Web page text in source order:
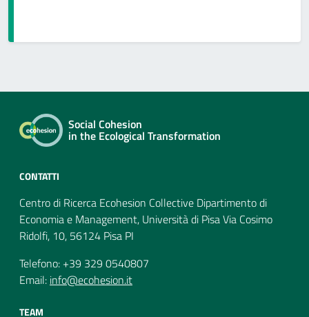
Social Cohesion
in the Ecological Transformation
CONTATTI
Centro di Ricerca Ecohesion Collective Dipartimento di
Economia e Management, Università di Pisa Via Cosimo
Ridolfi, 10, 56124 Pisa PI
Telefono: +39 329 0540807
Email: info@ecohesion.it
TEAM